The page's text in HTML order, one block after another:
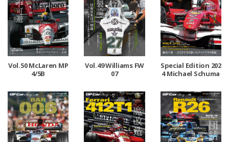
Vol.50 McLaren MP
4/5B
Vol.49 Williams FW
07
Special Edition 202
4 Michael Schuma